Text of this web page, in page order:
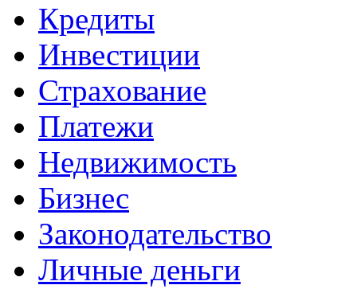
Кредиты
Инвестиции
Страхование
Платежи
Недвижимость
Бизнес
Законодательство
Личные деньги